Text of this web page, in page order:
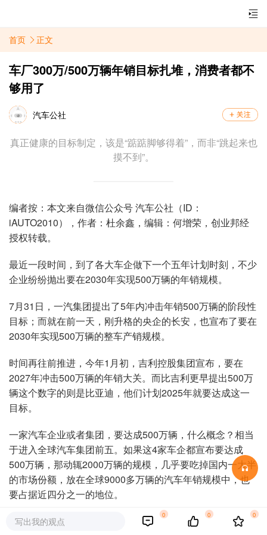
首页 正文
车厂300万/500万辆年销目标扎堆，消费者都不
够用了
汽车公社
真正健康的目标制定，该是“踮踮脚够得着”，而非“跳起来也
摸不到”。
编者按：本文来自微信公众号 汽车公社（ID：
iAUTO2010），作者：杜余鑫，编辑：何增荣，创业邦经
授权转载。
最近一段时间，到了各大车企做下一个五年计划时刻，不少
企业纷纷抛出要在2030年实现500万辆的年销规模。
7月31日，一汽集团提出了5年内冲击年销500万辆的阶段性
目标；而就在前一天，刚升格的央企的长安，也宣布了要在
2030年实现500万辆的整车产销规模。
时间再往前推进，今年1月初，吉利控股集团宣布，要在
2027年冲击500万辆的年销大关。而比吉利更早提出500万
辆这个数字的则是比亚迪，他们计划2025年就要达成这一
目标。
一家汽车企业或者集团，要达成500万辆，什么概念？相当
于进入全球汽车集团前五。如果这4家车企都宣布要达成
500万辆，那动辄2000万辆的规模，几乎要吃掉国内一大半
的市场份额，放在全球9000多万辆的汽车年销规模中，也
要占据近四分之一的地位。
写出我的观点
0 0 0